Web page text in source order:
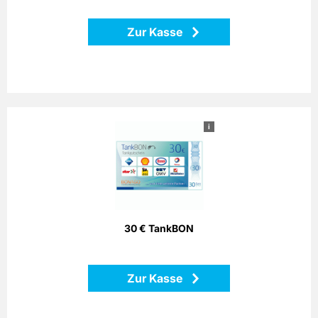
Zur Kasse
i
30 € TankBON
Zur Kasse
Bezahlen Sie einfach mit dem Bonago-Tankgutschein. Der
Bonago-Tankgutschein ist einlösbar per Telefon, Postalisch
oder Internet gegen Gutschein an zahlreichen